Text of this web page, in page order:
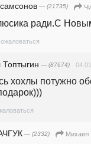
— (21735)
ради.С
— (87674)
хохлы потужно
— (2332) Михаил